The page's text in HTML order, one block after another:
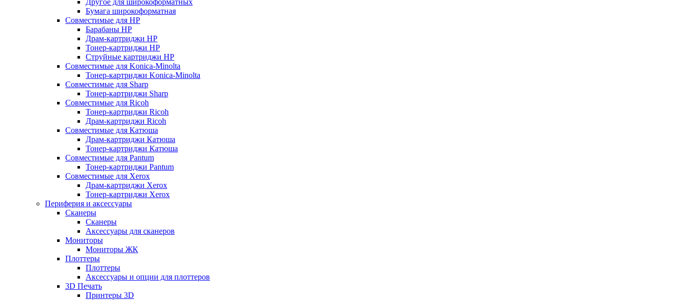
Другое для широкоформатных
Бумага широкоформатная
Совместимые для HP
Барабаны HP
Драм-картриджи HP
Тонер-картриджи HP
Струйные картриджи HP
Совместимые для Konica-Minolta
Тонер-картриджи Konica-Minolta
Совместимые для Sharp
Тонер-картриджи Sharp
Совместимые для Ricoh
Тонер-картриджи Ricoh
Драм-картриджи Ricoh
Совместимые для Катюша
Драм-картриджи Катюша
Тонер-картриджи Катюша
Совместимые для Pantum
Тонер-картриджи Pantum
Совместимые для Xerox
Драм-картриджи Xerox
Тонер-картриджи Xerox
Периферия и аксессуары
Сканеры
Сканеры
Аксессуары для сканеров
Мониторы
Мониторы ЖК
Плоттеры
Плоттеры
Аксессуары и опции для плоттеров
3D Печать
Принтеры 3D